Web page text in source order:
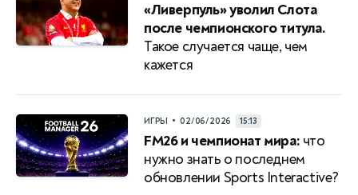
«Ливерпуль» уволил Слота
после чемпионского титула.
Такое случается чаще, чем
кажется
ИГРЫ • 02/06/2026 15:13
FM26 и чемпионат мира: что
нужно знать о последнем
обновлении Sports Interactive?